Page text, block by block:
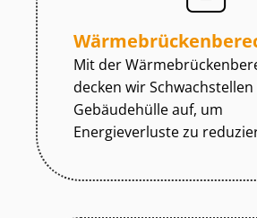
Mit der
decken wir
Gebäudehülle auf, um
Energieverluste zu